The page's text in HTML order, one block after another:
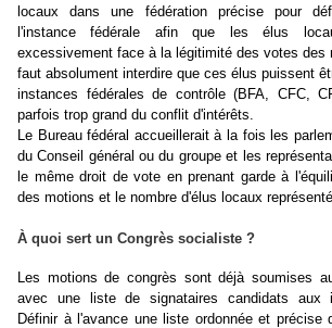
locaux dans une fédération précise pour
l'instance fédérale afin que les élus
excessivement face à la légitimité des votes des
faut absolument interdire que ces élus puissent
instances fédérales de contrôle (BFA, CFC,
parfois trop grand du conflit d'intérêts.
Le Bureau fédéral accueillerait à la fois les
du Conseil général ou du groupe et les
le même droit de vote en prenant garde à
des motions et le nombre d'élus locaux
À quoi sert un Congrès socialiste ?
Les motions de congrès sont déjà soumises
avec une liste de signataires candidats aux
Définir à l'avance une liste ordonnée et précise